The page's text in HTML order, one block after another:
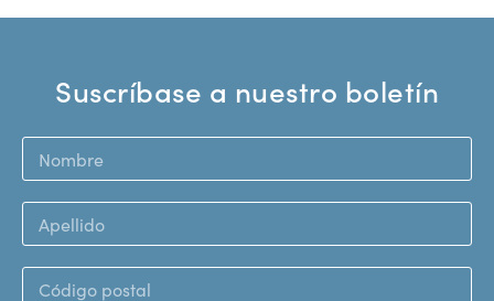
Suscríbase a nuestro boletín